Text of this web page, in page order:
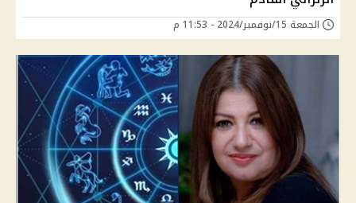
الجمعة 15/نوفمبر/2024 - 11:53 م